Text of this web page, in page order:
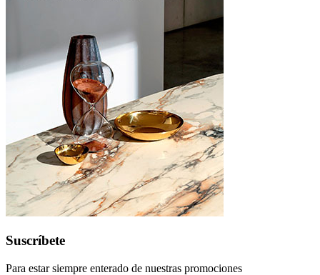
Suscríbete
Para estar siempre enterado de nuestras promociones